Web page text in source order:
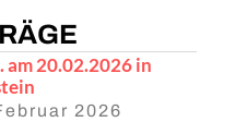
am 20.02.2026 in
2026